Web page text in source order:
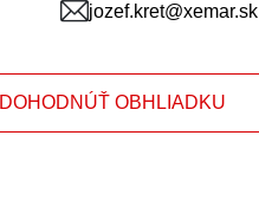
jozef.kret@xemar.sk
DOHODNÚŤ OBHLIADKU